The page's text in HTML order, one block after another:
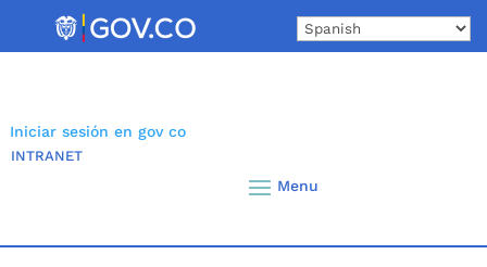
Iniciar sesión en gov co
INTRANET